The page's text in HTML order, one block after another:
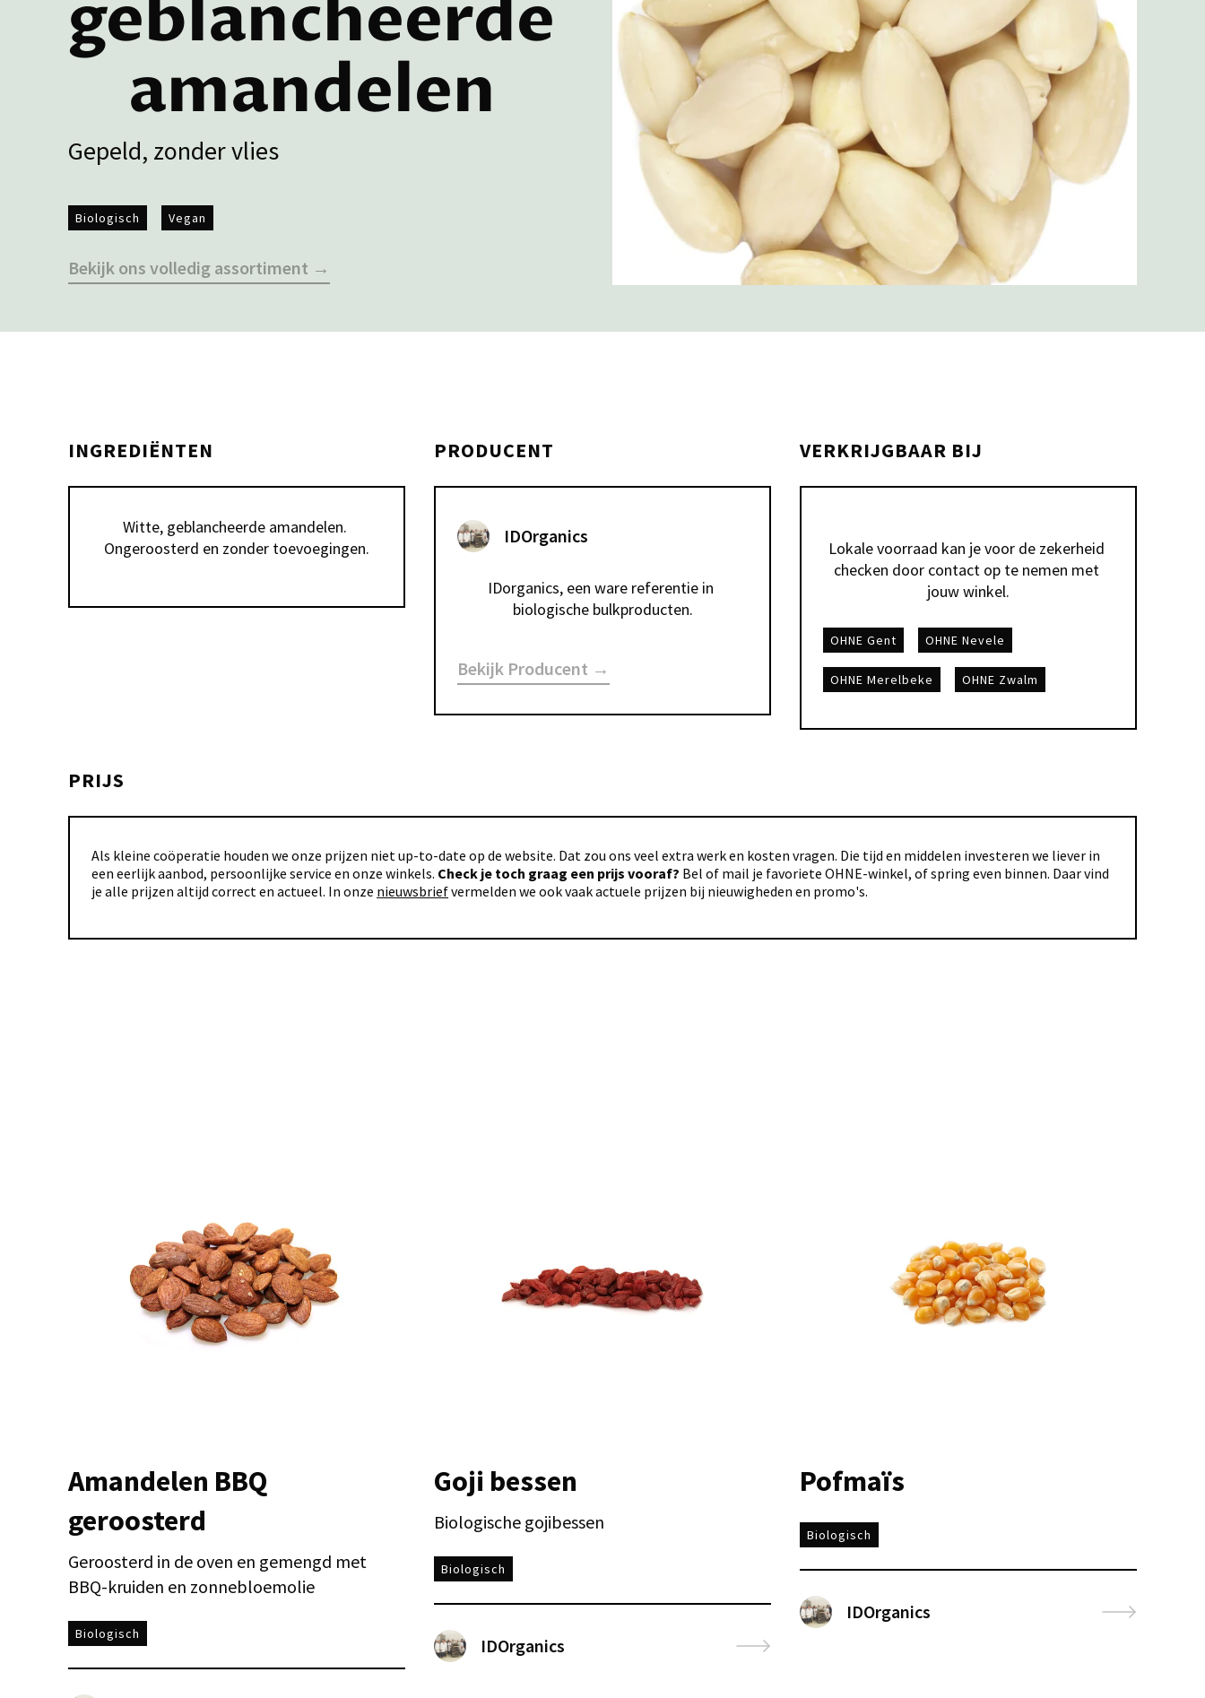
geblancheerde
amandelen
Gepeld, zonder vlies
Biologisch Vegan
Bekijk ons volledig assortiment →
INGREDIËNTEN
Witte, geblancheerde amandelen.
Ongeroosterd en zonder toevoegingen.
PRODUCENT
IDOrganics
IDorganics, een ware referentie in
biologische bulkproducten.
Bekijk Producent →
VERKRIJGBAAR BIJ
Lokale voorraad kan je voor de zekerheid
checken door contact op te nemen met
jouw winkel.
OHNE Gent OHNE Nevele
OHNE Merelbeke OHNE Zwalm
PRIJS
Als kleine coöperatie houden we onze prijzen niet up-to-date op de website. Dat zou ons veel extra werk en kosten vragen. Die tijd en middelen investeren we liever in
een eerlijk aanbod, persoonlijke service en onze winkels. Check je toch graag een prijs vooraf? Bel of mail je favoriete OHNE-winkel, of spring even binnen. Daar vind
je alle prijzen altijd correct en actueel. In onze nieuwsbriefvermelden we ook vaak actuele prijzen bij nieuwigheden en promo's.
Amandelen BBQ
geroosterd
Geroosterd in de oven en gemengd met
BBQ-kruiden en zonnebloemolie
Biologisch
Goji bessen
Biologische gojibessen
Biologisch
IDOrganics
Pofmaïs
Biologisch
IDOrganics